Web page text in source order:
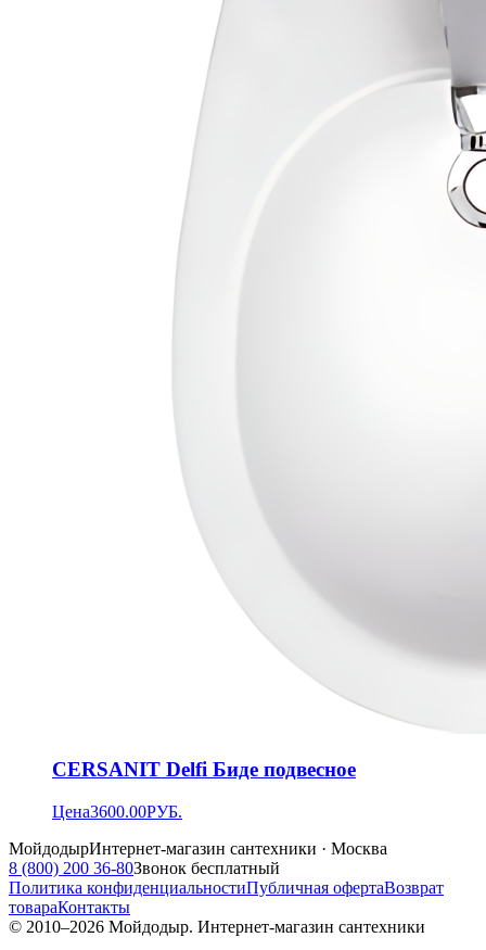
CERSANIT Delfi Биде подвесное
Цена3600.00РУБ.
МойдодырИнтернет-магазин сантехники · Москва
8 (800) 200 36-80Звонок бесплатный
Политика конфиденциальностиПубличная офертаВозврат
товараКонтакты
© 2010–2026 Мойдодыр. Интернет-магазин сантехники